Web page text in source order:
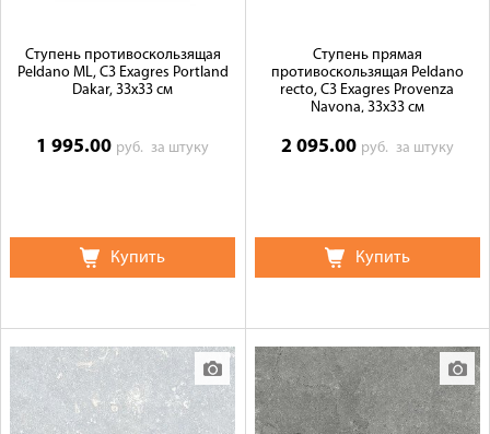
Ступень противоскользящая
Peldano ML, C3 Exagres Portland
Dakar, 33x33 см
1 995.00 руб.за штуку
Купить
Ступень прямая
противоскользящая Peldano
recto, C3 Exagres Provenza
Navona, 33x33 см
2 095.00 руб. за штуку
Купить